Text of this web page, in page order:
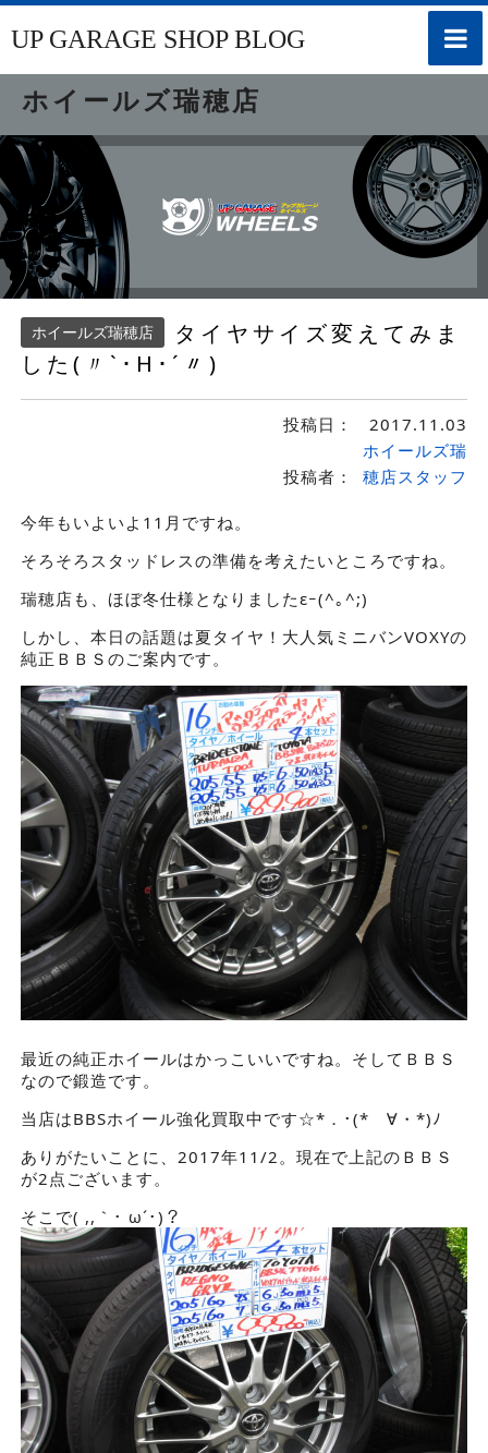
toggle
UP GARAGE SHOP BLOG
ホイールズ瑞穂店
ホイールズ瑞穂店
タイヤサイズ変えてみま
した(〃`･Н･´〃)
投稿日： 2017.11.03
投稿者：
ホイールズ瑞
穂店スタッフ
今年もいよいよ11月ですね。
そろそろスタッドレスの準備を考えたいところですね。
瑞穂店も、ほぼ冬仕様となりましたεｰ(^｡^;)
しかし、本日の話題は夏タイヤ！大人気ミニバンVOXYの
純正ＢＢＳのご案内です。
最近の純正ホイールはかっこいいですね。そしてＢＢＳ
なので鍛造です。
当店はBBSホイール強化買取中です☆*．･(*ゝ∀・*)ﾉ
ありがたいことに、2017年11/2。現在で上記のＢＢＳ
が2点ございます。
そこで( ,,｀･ ω´･)？